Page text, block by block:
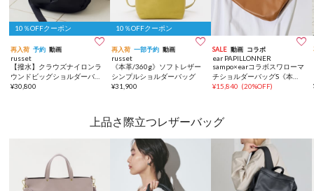
10％OFFクーポン
再入荷 予約 動画 
russet
【撥水】クラウズナイロンラ
ウンドビッグショルダーバッ
グ
¥30,800
10％OFFクーポン
再入荷 一部予約 動画 
russet
《本革/360g》ソフトレザー
シンプルショルダーバッグ
¥31,900
SALE 動画 コラボ 
ear PAPILLONNER
sampo×earコラボスワローマ
チショルダーバッグS《本
革》
¥15,840 (20%OFF)
上品さ際立つレザーバッグ